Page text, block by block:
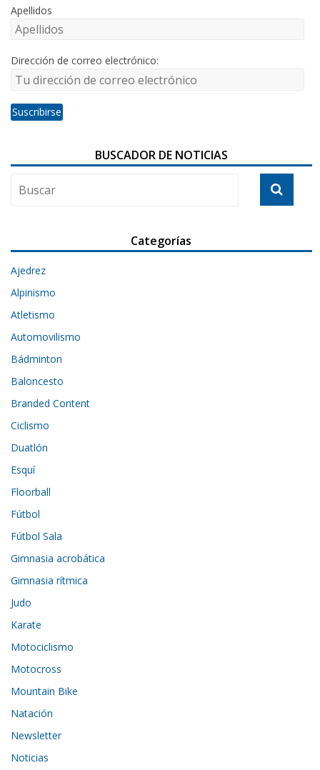
Apellidos
Dirección de correo electrónico:
BUSCADOR DE NOTICIAS
Categorías
Ajedrez
Alpinismo
Atletismo
Automovilismo
Bádminton
Baloncesto
Branded Content
Ciclismo
Duatlón
Esquí
Floorball
Fútbol
Fútbol Sala
Gimnasia acrobática
Gimnasia rítmica
Judo
Karate
Motociclismo
Motocross
Mountain Bike
Natación
Newsletter
Noticias